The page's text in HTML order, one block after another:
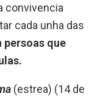
convivencia
cada unha das
que
(estrea) (14 de